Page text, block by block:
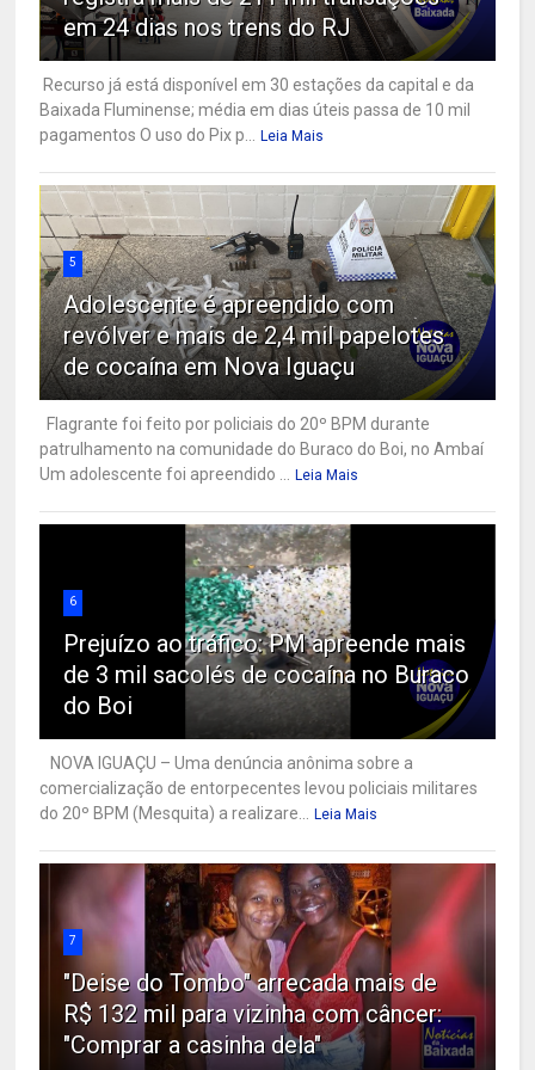
em 24 dias nos trens do RJ
Recurso já está disponível em 30 estações da capital e da
Baixada Fluminense; média em dias úteis passa de 10 mil
pagamentos O uso do Pix p...
Leia Mais
5
Adolescente é apreendido com
revólver e mais de 2,4 mil papelotes
de cocaína em Nova Iguaçu
Flagrante foi feito por policiais do 20º BPM durante
patrulhamento na comunidade do Buraco do Boi, no Ambaí
Um adolescente foi apreendido ...
Leia Mais
6
Prejuízo ao tráfico: PM apreende mais
de 3 mil sacolés de cocaína no Buraco
do Boi
NOVA IGUAÇU – Uma denúncia anônima sobre a
comercialização de entorpecentes levou policiais militares
do 20º BPM (Mesquita) a realizare...
Leia Mais
7
"Deise do Tombo" arrecada mais de
R$ 132 mil para vizinha com câncer:
"Comprar a casinha dela"